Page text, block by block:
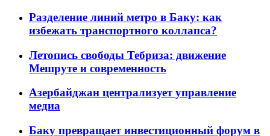
Разделение линий метро в Баку: как
избежать транспортного коллапса?
Летопись свободы Тебриза: движение
Мешруте и современность
Азербайджан централизует управление
медиа
Баку превращает инвестиционный форум в